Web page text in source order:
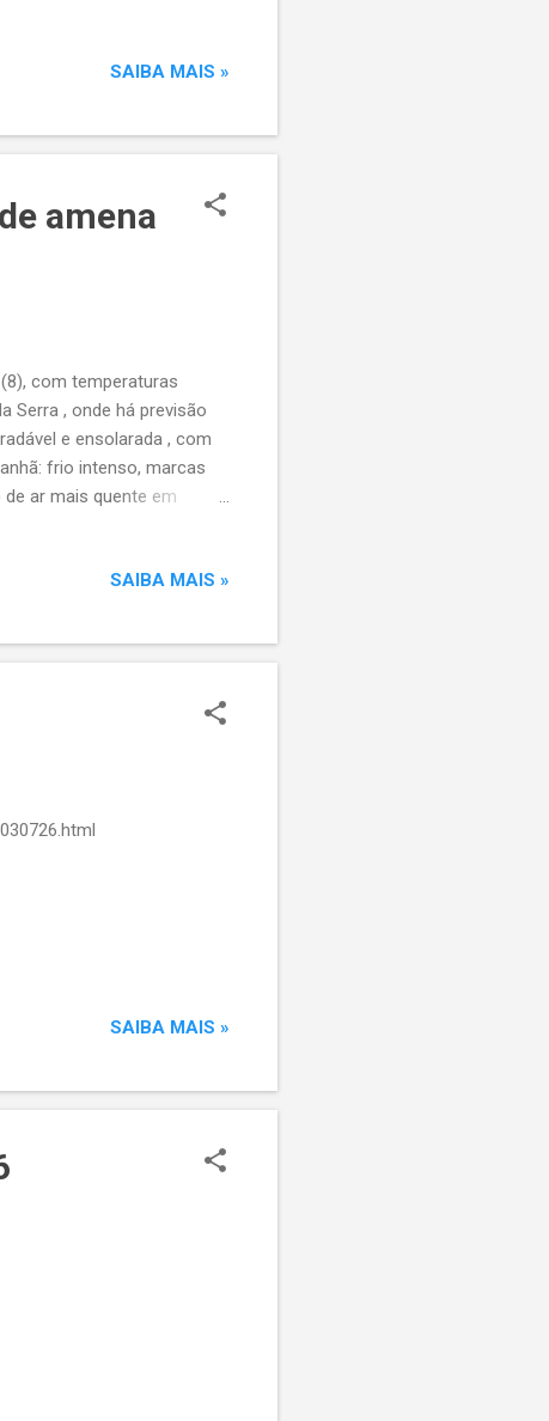
SAIBA MAIS »
amena
com temperaturas
Serra , onde há previsão
e ensolarada , com
frio intenso, marcas
ar mais quente em
abaixo de zero em 42
no Jardim Botânico e 6,4ºC
SAIBA MAIS »
SAIBA MAIS »